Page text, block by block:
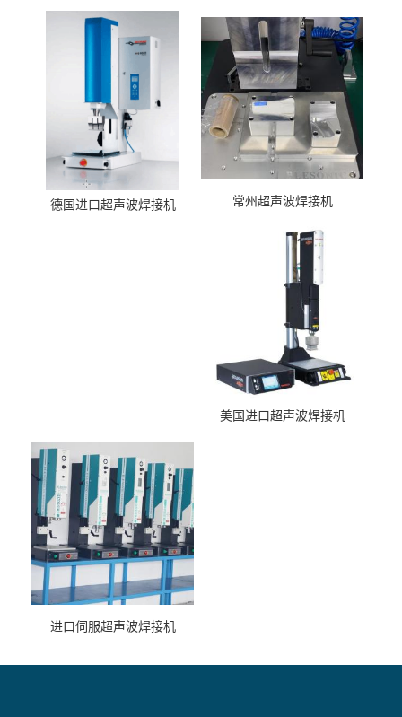
德国进口超声波焊接机 常州超声波焊接机
美国进口超声波焊接机
进口伺服超声波焊接机